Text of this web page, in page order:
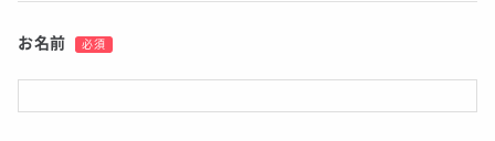
お名前 必須